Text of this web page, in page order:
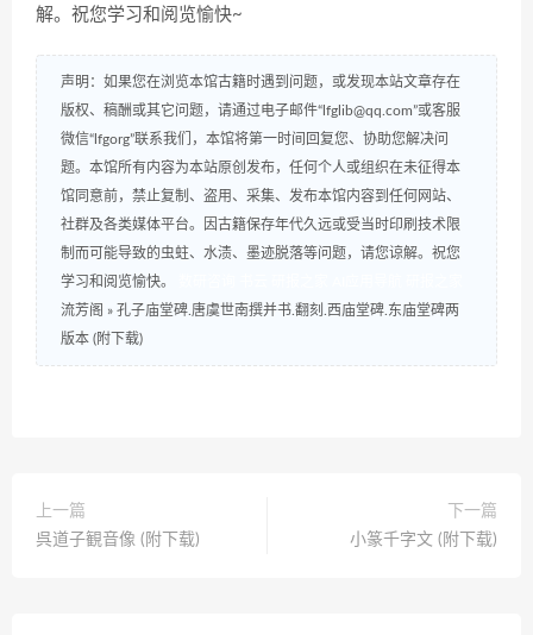
解。祝您学习和阅览愉快~
声明：如果您在浏览本馆古籍时遇到问题，或发现本站文章存在
版权、稿酬或其它问题，请通过电子邮件“lfglib@qq.com”或客服
微信“lfgorg”联系我们，本馆将第一时间回复您、协助您解决问
题。本馆所有内容为本站原创发布，任何个人或组织在未征得本
馆同意前，禁止复制、盗用、采集、发布本馆内容到任何网站、
社群及各类媒体平台。因古籍保存年代久远或受当时印刷技术限
制而可能导致的虫蛀、水渍、墨迹脱落等问题，请您谅解。祝您
学习和阅览愉快。
流芳阁 » 孔子庙堂碑.唐虞世南撰并书.翻刻.西庙堂碑.东庙堂碑两
版本 (附下载)
上一篇
呉道子観音像 (附下载)
下一篇
小篆千字文 (附下载)